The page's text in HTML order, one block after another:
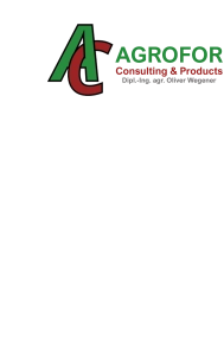
Skip to main content